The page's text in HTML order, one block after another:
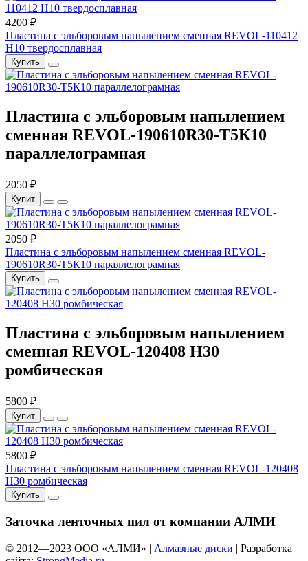
4200 ₽
Пластина с эльборовым напылением сменная REVOL-110412
Н10 твердосплавная
Купить
Пластина с эльборовым напылением
сменная REVOL-190610R30-Т5К10
параллелограмная
2050 ₽
Купит
2050 ₽
Пластина с эльборовым напылением сменная REVOL-
190610R30-Т5К10 параллелограмная
Купить
Пластина с эльборовым напылением
сменная REVOL-120408 Н30
ромбическая
5800 ₽
Купит
5800 ₽
Пластина с эльборовым напылением сменная REVOL-120408
Н30 ромбическая
Купить
Заточка ленточных пил от компании АЛМИ
© 2012—2023 ООО «АЛМИ» | Алмазные диски | Разработка